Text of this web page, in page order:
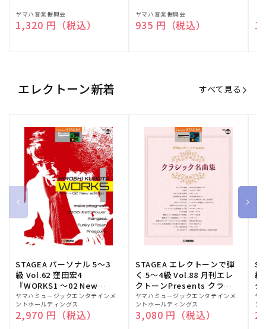
販
売
ヤマハ音楽振興会
通常価格
1,320 円（税込）
販
売
ヤマハ音楽振興会
通常価格
935 円（税込）
売
エレクトーン新着 すべて見る
STAGEA パーソナル 5～3
級 Vol.62 窪田宏4
『WORKS1 ～02 New
edition～』
販
売
元:
ヤマハミュージックエンタテインメ
ントホールディングス
通常価格
2,970 円（税込）
STAGEA エレクトーンで弾
く 5～4級 Vol.88 月刊エレ
クトーンPresents クラシ
ック名曲集
販
売
元:
ヤマハミュージックエンタテインメ
ントホールディングス
通常価格
3,080 円（税込）
級
ク
販
売
元:
ヤ
ン